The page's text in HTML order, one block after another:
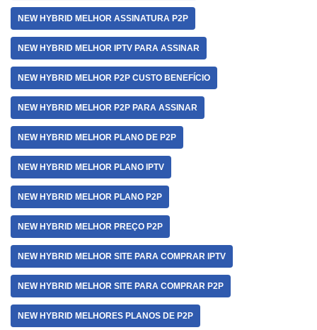
NEW HYBRID MELHOR ASSINATURA P2P
NEW HYBRID MELHOR IPTV PARA ASSINAR
NEW HYBRID MELHOR P2P CUSTO BENEFÍCIO
NEW HYBRID MELHOR P2P PARA ASSINAR
NEW HYBRID MELHOR PLANO DE P2P
NEW HYBRID MELHOR PLANO IPTV
NEW HYBRID MELHOR PLANO P2P
NEW HYBRID MELHOR PREÇO P2P
NEW HYBRID MELHOR SITE PARA COMPRAR IPTV
NEW HYBRID MELHOR SITE PARA COMPRAR P2P
NEW HYBRID MELHORES PLANOS DE P2P